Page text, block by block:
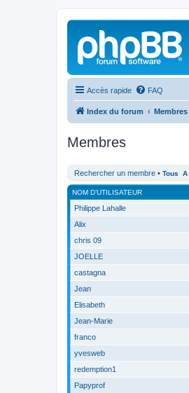
Accès rapide FAQ
Index du forum Membres
Membres
Rechercher un membre • Tous A
NOM D’UTILISATEUR
Philippe Lahalle
Alix
chris 09
JOELLE
castagna
Jean
Elisabeth
Jean-Marie
franco
yvesweb
redemption1
Papyprof